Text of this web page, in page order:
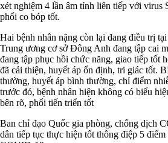
xét nghiệm 4 lần âm tính liên tiếp với virus
phổi co bóp tốt.
Hai bệnh nhân nặng còn lại đang điều trị
Trung ương cơ sở Đông Anh đang tập cai
đang tập phục hồi chức năng, giao tiếp tốt
đã cải thiện, huyết áp ổn định, tri giác tốt.
thường, huyết áp bình thường, chỉ điểm
trước đó, bệnh nhân hiện không có biểu
bên rõ, phổi tiến triển tốt
Ban chỉ đạo Quốc gia phòng, chống dịch
dân tiếp tục thực hiện tốt thông điệp 5 điểm